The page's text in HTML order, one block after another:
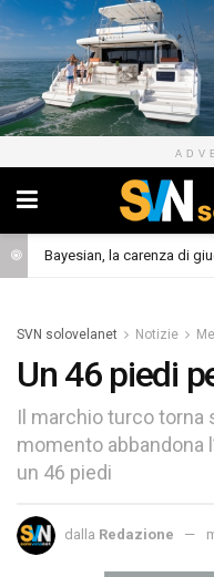
SVN solovelanet Notizie
Un 46 piedi
Il marchio turco torna
momento abbandona
un 46 piedi
dalla Redazione